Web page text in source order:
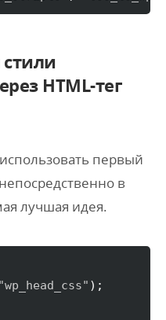
HTML-тег
первый
в
лучшая идея.
"wp_head_css" ) ;